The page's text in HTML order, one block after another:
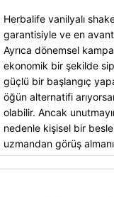
Herbalife vanilyalı
garantisiyle ve en
Ayrıca dönemsel
ekonomik bir şekilde
güçlü bir başlangıç
öğün alternatifi
olabilir. Ancak
nedenle kişisel bir
uzmandan görüş